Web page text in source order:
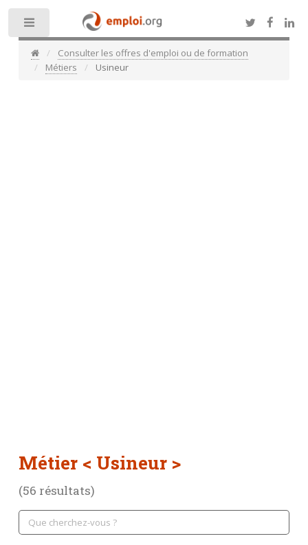
Consulter les offres d'emploi ou de formation
Métiers
Usineur
Métier < Usineur >
(56 résultats)
Toggle